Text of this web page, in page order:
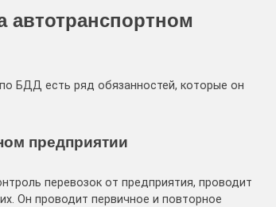
автотранспортном
БДД есть ряд обязанностей, которые он
предприятии
перевозок от предприятия, проводит
Он проводит первичное и повторное